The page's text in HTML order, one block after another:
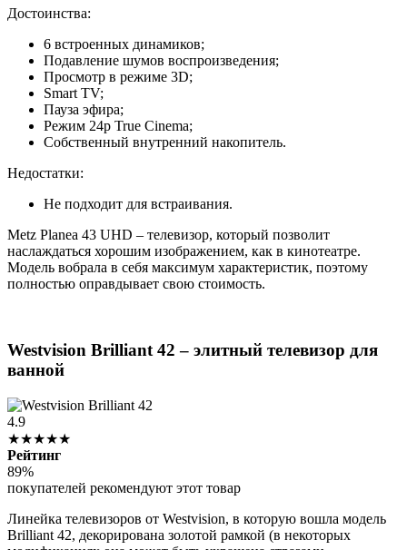
Достоинства:
6 встроенных динамиков;
Подавление шумов воспроизведения;
Просмотр в режиме 3D;
Smart TV;
Пауза эфира;
Режим 24p True Cinema;
Собственный внутренний накопитель.
Недостатки:
Не подходит для встраивания.
Metz Planea 43 UHD – телевизор, который позволит
наслаждаться хорошим изображением, как в кинотеатре.
Модель вобрала в себя максимум характеристик, поэтому
полностью оправдывает свою стоимость.
Westvision Brilliant 42 – элитный телевизор для
ванной
4.9
★★★★★
Рейтинг
89%
покупателей рекомендуют этот товар
Линейка телевизоров от Westvision, в которую вошла модель
Brilliant 42, декорирована золотой рамкой (в некоторых